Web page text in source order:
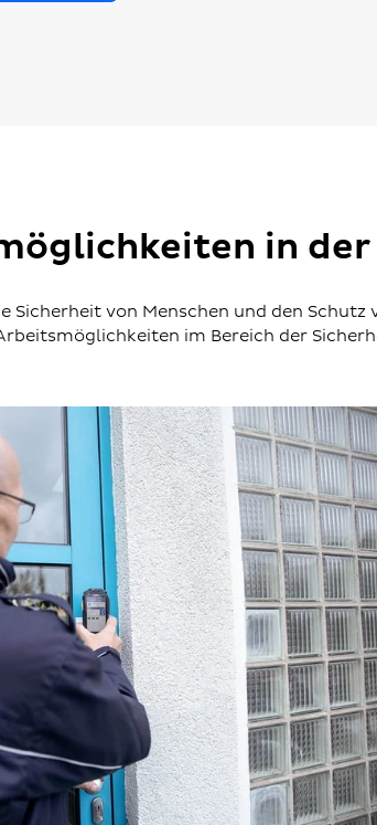
in
Sicherheit von Menschen und den
im Bereich der